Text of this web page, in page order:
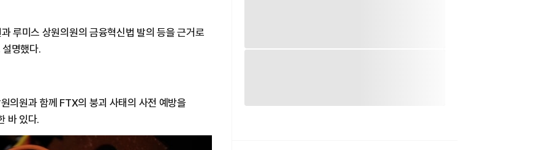
루미스 상원의원의 금융혁신법 발의 등을 근거로
명했다.
의원과 함께 FTX의 붕괴 사태의 사전 예방을
바 있다.